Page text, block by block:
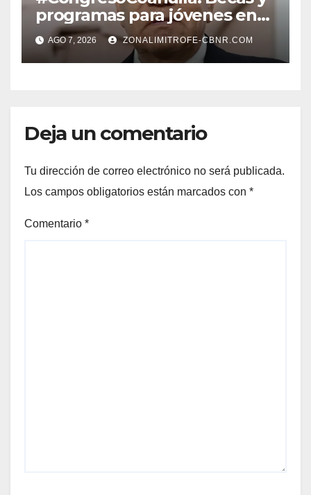
programas para jóvenes en
áreas agropecuarias, plantea
Raúl Onofre
AGO 7, 2026 ZONALIMITROFE-CBNR.COM
Deja un comentario
Tu dirección de correo electrónico no será publicada.
Los campos obligatorios están marcados con *
Comentario *